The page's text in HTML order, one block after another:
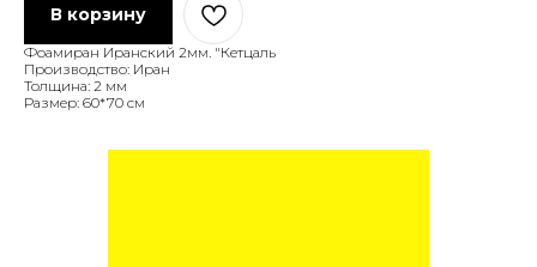
В корзину
Фоамиран Иранский 2мм. "Кетцаль
Производство: Иран
Толщина: 2 мм
Размер: 60*70 см